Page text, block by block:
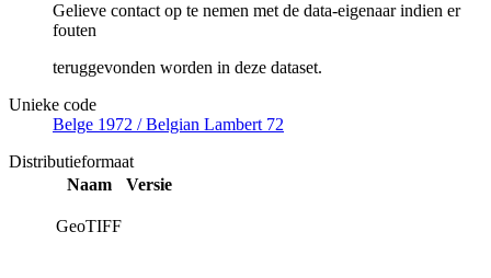
Gelieve contact op te nemen met de data-eigenaar indien er
fouten
teruggevonden worden in deze dataset.
Unieke code
Belge 1972 / Belgian Lambert 72
Distributieformaat
Naam
Versie
GeoTIFF